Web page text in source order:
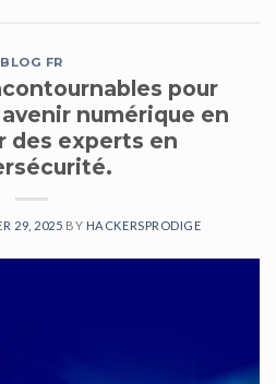
BLOG FR
pour
numérique en
des experts en
29, 2025 BY HACKERSPRODIGE